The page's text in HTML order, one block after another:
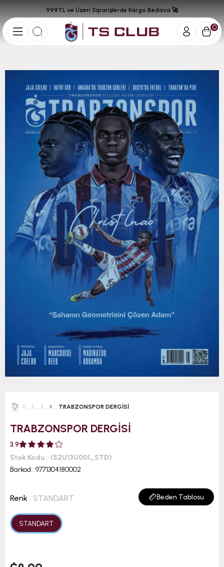
0
999TL ve Üzeri Siparişlerde Kargo Bedava 🚀
TRABZONSPOR DERGİSİ
TRABZONSPOR DERGİSİ
3.9
Stok Kodu
(52U13U001_STD)
Barkod : 9771304180002
Renk Beden Tablosu
: STANDART
STANDART